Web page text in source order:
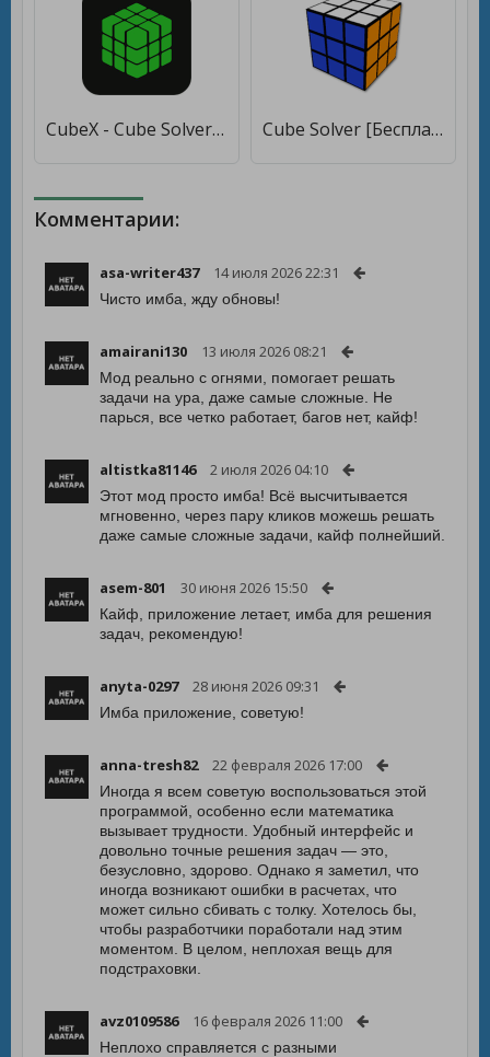
CubeX - Cube Solver, Virtual Cube and Timer [Мод меню] Cube Solver [Бесплатные покупки]
Комментарии:
asa-writer437 14 июля 2026 22:31
Чисто имба, жду обновы!
amairani130 13 июля 2026 08:21
Мод реально с огнями, помогает решать
задачи на ура, даже самые сложные. Не
парься, все четко работает, багов нет, кайф!
altistka81146 2 июля 2026 04:10
Этот мод просто имба! Всё высчитывается
мгновенно, через пару кликов можешь решать
даже самые сложные задачи, кайф полнейший.
asem-801 30 июня 2026 15:50
Кайф, приложение летает, имба для решения
задач, рекомендую!
anyta-0297 28 июня 2026 09:31
Имба приложение, советую!
anna-tresh82 22 февраля 2026 17:00
Иногда я всем советую воспользоваться этой
программой, особенно если математика
вызывает трудности. Удобный интерфейс и
довольно точные решения задач — это,
безусловно, здорово. Однако я заметил, что
иногда возникают ошибки в расчетах, что
может сильно сбивать с толку. Хотелось бы,
чтобы разработчики поработали над этим
моментом. В целом, неплохая вещь для
подстраховки.
avz0109586 16 февраля 2026 11:00
Неплохо справляется с разными